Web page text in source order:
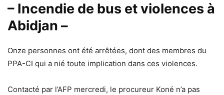
– Incendie de bus et violences à
Abidjan –
Onze personnes ont été arrêtées, dont des membres du
PPA-CI qui a nié toute implication dans ces violences.
Contacté par l’AFP mercredi, le procureur Koné n’a pas